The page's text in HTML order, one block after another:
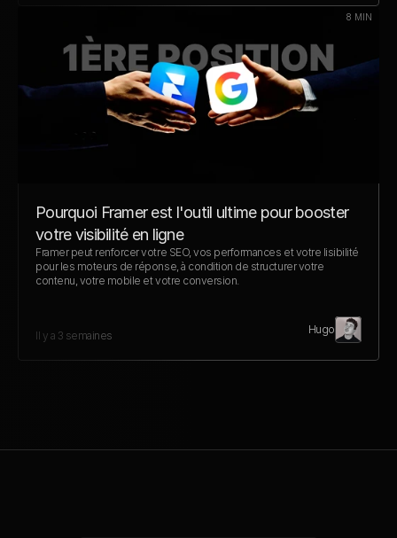
8 MIN
Pourquoi Framer est l'outil ultime pour booster
votre visibilité en ligne
Framer peut renforcer votre SEO, vos performances et votre lisibilité
pour les moteurs de réponse, à condition de structurer votre
contenu, votre mobile et votre conversion.
Il y a 3 semaines Hugo